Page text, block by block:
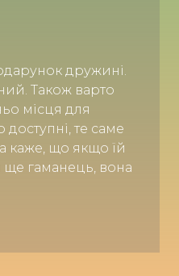
дружині.
Також варто
місця для
доступні, те саме
каже, що якщо їй
ще гаманець, вона